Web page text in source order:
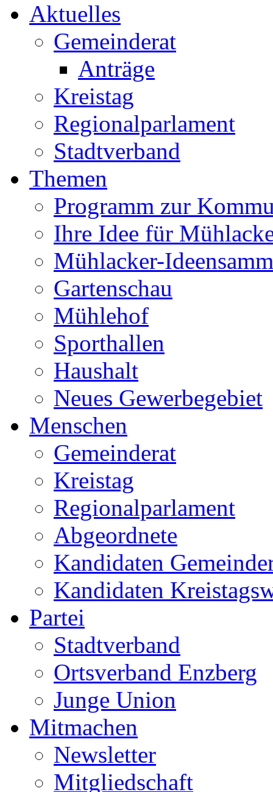
Aktuelles
Gemeinderat
Anträge
Kreistag
Regionalparlament
Stadtverband
Themen
Programm zur
Ihre Idee für
Mühlacker-
Gartenschau
Mühlehof
Sporthallen
Haushalt
Neues Gewerbegebiet
Menschen
Gemeinderat
Kreistag
Regionalparlament
Abgeordnete
Kandidaten
Kandidaten
Partei
Stadtverband
Ortsverband Enzberg
Junge Union
Mitmachen
Newsletter
Mitgliedschaft